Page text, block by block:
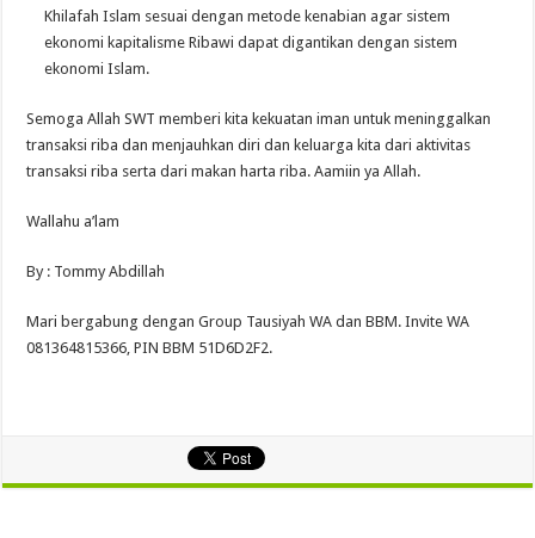
Khilafah Islam sesuai dengan metode kenabian agar sistem
ekonomi kapitalisme Ribawi dapat digantikan dengan sistem
ekonomi Islam.
Semoga Allah SWT memberi kita kekuatan iman untuk meninggalkan
transaksi riba dan menjauhkan diri dan keluarga kita dari aktivitas
transaksi riba serta dari makan harta riba. Aamiin ya Allah.
Wallahu a’lam
By : Tommy Abdillah
Mari bergabung dengan Group Tausiyah WA dan BBM. Invite WA
081364815366, PIN BBM 51D6D2F2.